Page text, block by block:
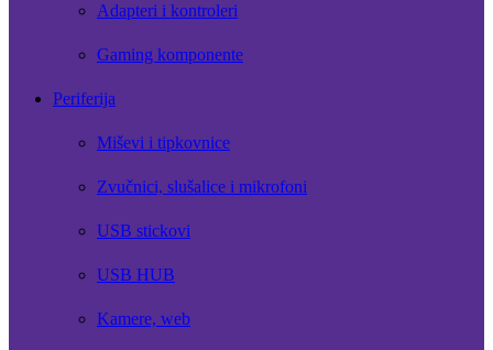
Adapteri i kontroleri
Gaming komponente
Periferija
Miševi i tipkovnice
Zvučnici, slušalice i mikrofoni
USB stickovi
USB HUB
Kamere, web